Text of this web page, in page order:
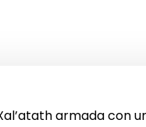
armada con